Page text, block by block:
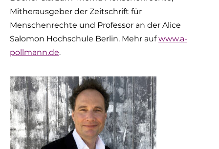
Mitherausgeber der Zeitschrift für
Menschenrechte und Professor an der Alice
Salomon Hochschule Berlin. Mehr aufwww.a-
pollmann.de.